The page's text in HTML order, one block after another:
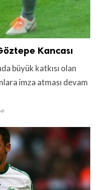
Kancası
büyük katkısı olan
imza atması devam